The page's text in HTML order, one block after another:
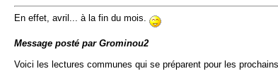
En effet, avril... à la fin du mois.
Message posté par Grominou2
Voici les lectures communes qui se préparent pour les